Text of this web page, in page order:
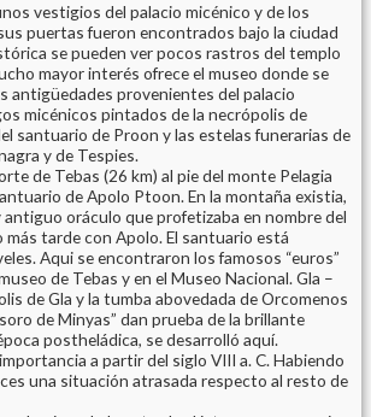
vestigios del palacio micénico y de los
puertas fueron encontrados bajo la ciudad
se pueden ver pocos rastros del templo
mayor interés ofrece el museo donde se
antigüedades provenientes del palacio
micénicos pintados de la necrópolis de
santuario de Proon y las estelas funerarias de
y de Tespies.
de Tebas (26 km) al pie del monte Pelagia
de Apolo Ptoon. En la montaña existia,
antiguo oráculo que profetizaba en nombre del
tarde con Apolo. El santuario está
Aqui se encontraron los famosos “euros”
de Tebas y en el Museo Nacional. Gla –
de Gla y la tumba abovedada de Orcomenos
de Minyas” dan prueba de la brillante
postheládica, se desarrolló aquí.
a partir del siglo VIII a. C. Habiendo
una situación atrasada respecto al resto de